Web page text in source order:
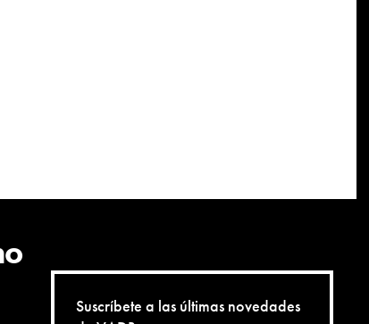
Suscríbete a las últimas novedades